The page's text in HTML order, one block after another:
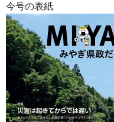
今号の表紙